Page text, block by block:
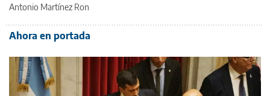
Antonio Martínez Ron
Ahora en portada